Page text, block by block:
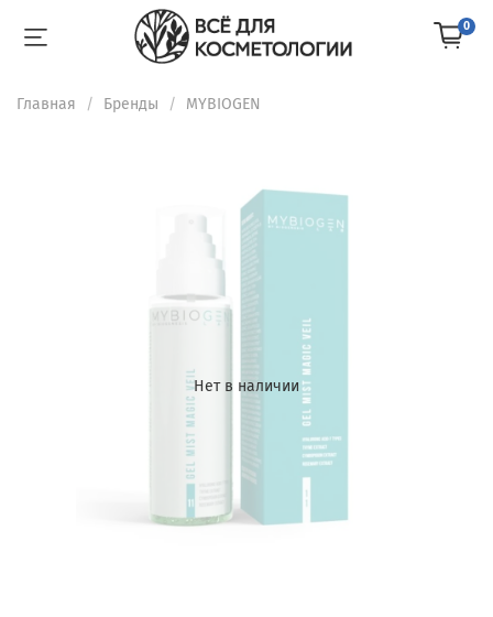
0
Главная Бренды MYBIOGEN
Нет в наличии